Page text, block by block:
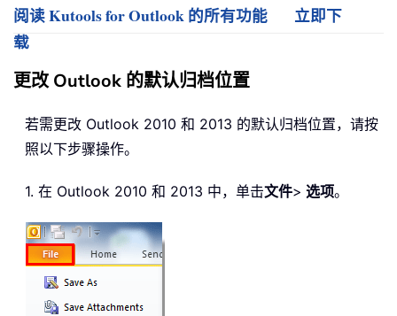
阅读 Kutools for Outlook 的所有功能
立即下
载
更改 Outlook 的默认归档位置
若需更改 Outlook 2010 和 2013 的默认归档位置，请按
照以下步骤操作。
1. 在 Outlook 2010 和 2013 中，单击文件> 选项。